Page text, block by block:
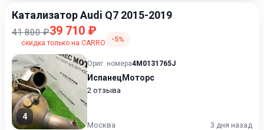
Катализатор Audi Q7 2015-2019
41 800 ₽39 710 ₽
скидка только на CARRO -5%
4
Ориг. номера4M0131765J
ИспанецМоторс
2 отзыва
Москва 3 дня назад